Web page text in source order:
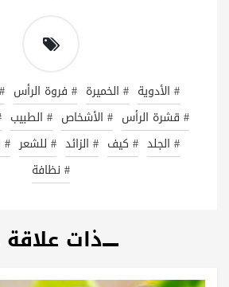
# الأدوية # الخميرة # فروة الرأس
# قشرة الرأس # الأشخاص # الطبيب
# الجلد # كيف # الزائد # للشعر #
# نظافة
ذات علاقة